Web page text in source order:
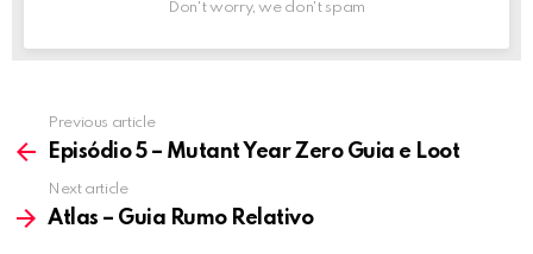
Don't worry, we don't spam
more
Previous article
Episódio 5 – Mutant Year Zero Guia e Loot
Next article
Atlas – Guia Rumo Relativo